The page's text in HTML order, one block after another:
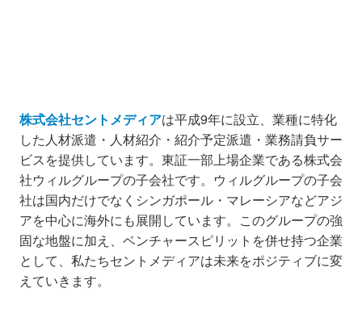
株式会社セントメディアは平成9年に設立、業種に特化
した人材派遣・人材紹介・紹介予定派遣・業務請負サー
ビスを提供しています。東証一部上場企業である株式会
社ウィルグループの子会社です。ウィルグループの子会
社は国内だけでなくシンガポール・マレーシアなどアジ
アを中心に海外にも展開しています。このグループの強
固な地盤に加え、ベンチャースピリットを併せ持つ企業
として、私たちセントメディアは未来をポジティブに変
えていきます。